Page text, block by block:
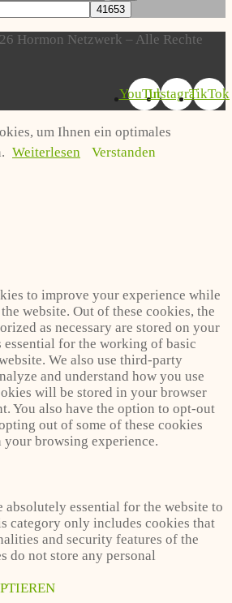
Hormon Netzwerk – Alle Rechte
YouTubeInstagramTikTok
um Ihnen ein optimales
Weiterlesen Verstanden
to improve your experience while
website. Out of these cookies, the
as necessary are stored on your
essential for the working of basic
We also use third-party
and understand how you use
will be stored in your browser
You also have the option to opt-out
out of some of these cookies
your browsing experience.
absolutely essential for the website to
category only includes cookies that
and security features of the
do not store any personal